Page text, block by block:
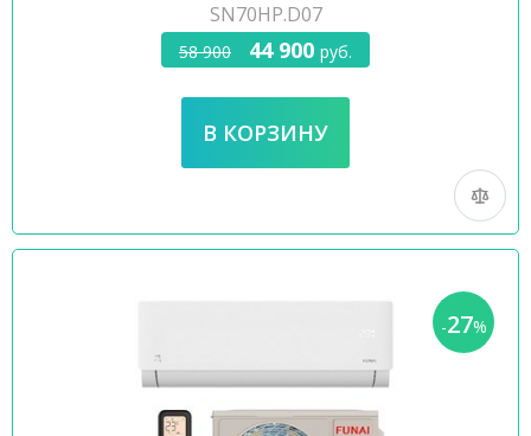
SN70HP.D07
58 900 44 900 руб.
-27%